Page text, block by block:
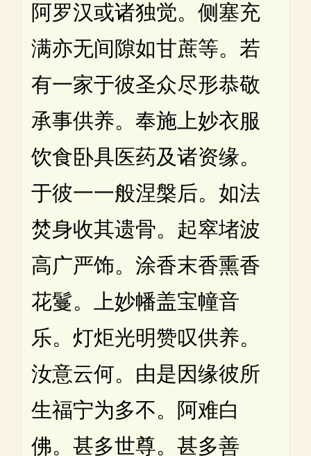
阿罗汉或诸独觉。侧塞充
满亦无间隙如甘蔗等。若
有一家于彼圣众尽形恭敬
承事供养。奉施上妙衣服
饮食卧具医药及诸资缘。
于彼一一般涅槃后。如法
焚身收其遗骨。起窣堵波
高广严饰。涂香末香熏香
花鬘。上妙幡盖宝幢音
乐。灯炬光明赞叹供养。
汝意云何。由是因缘彼所
生福宁为多不。阿难白
佛。甚多世尊。甚多善